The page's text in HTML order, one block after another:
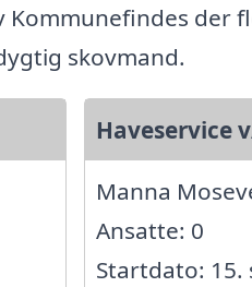
Kommunefindes der
skovmand.
Haveservice
Manna
Ansatte: 0
Startdato: 15.